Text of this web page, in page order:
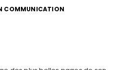
COMMUNICATION